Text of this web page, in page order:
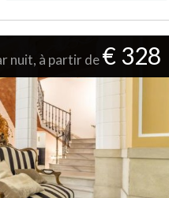
nuit, à partir de€ 328